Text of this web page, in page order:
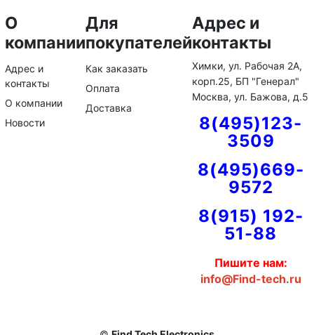
О
компании
Адрес и
контакты
О компании
Новости
Для
покупателей
Как заказать
Оплата
Доставка
Адрес и
контакты
Химки, ул. Рабочая 2А,
корп.25, БП "Генерал"
Москва, ул. Бажова, д.5
8(495)123-
3509
8(495)669-
9572
8(915) 192-
51-88
Пишите нам:
info@Find-tech.ru